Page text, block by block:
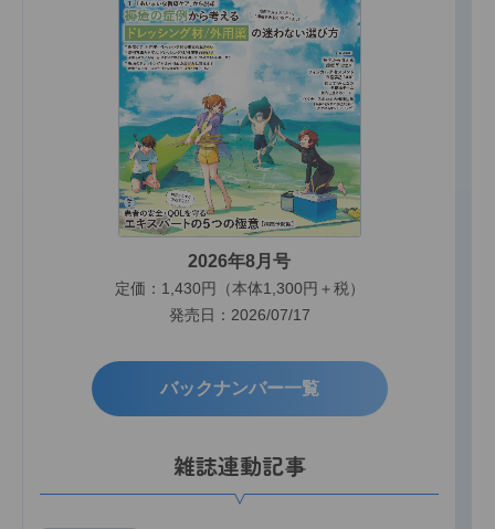
2026年8月号
定価：1,430円（本体1,300円＋税）
発売日：2026/07/17
バックナンバー一覧
雑誌連動記事